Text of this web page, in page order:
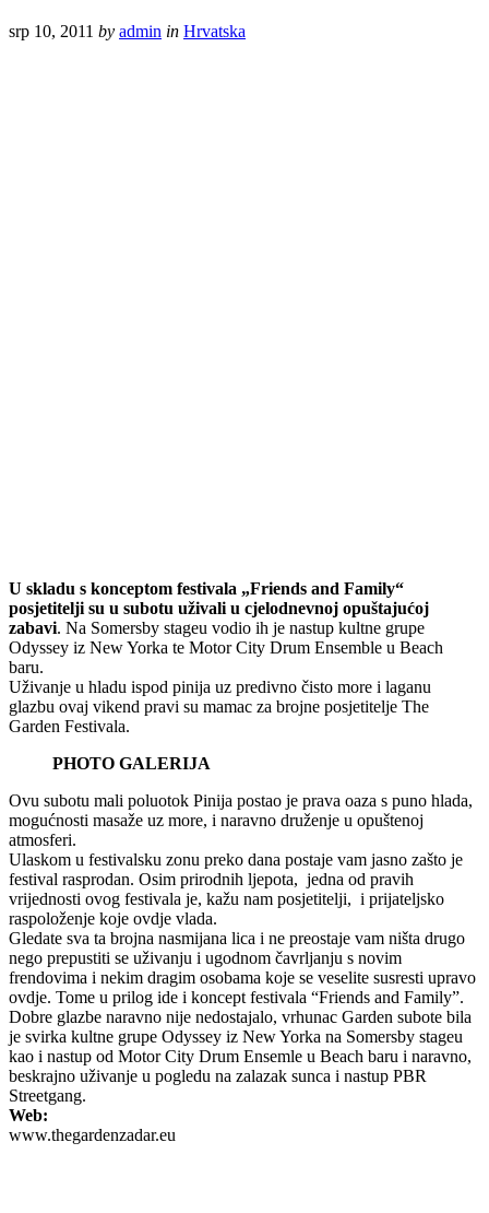
srp 10, 2011 by admin in Hrvatska
U skladu s konceptom festivala „Friends and Family“
posjetitelji su u subotu uživali u cjelodnevnoj opuštajućoj
zabavi. Na Somersby stageu vodio ih je nastup kultne grupe
Odyssey iz New Yorka te Motor City Drum Ensemble u Beach
baru.
Uživanje u hladu ispod pinija uz predivno čisto more i laganu
glazbu ovaj vikend pravi su mamac za brojne posjetitelje The
Garden Festivala.
PHOTO GALERIJA
Ovu subotu mali poluotok Pinija postao je prava oaza s puno hlada,
mogućnosti masaže uz more, i naravno druženje u opuštenoj
atmosferi.
Ulaskom u festivalsku zonu preko dana postaje vam jasno zašto je
festival rasprodan. Osim prirodnih ljepota, jedna od pravih
vrijednosti ovog festivala je, kažu nam posjetitelji, i prijateljsko
raspoloženje koje ovdje vlada.
Gledate sva ta brojna nasmijana lica i ne preostaje vam ništa drugo
nego prepustiti se uživanju i ugodnom čavrljanju s novim
frendovima i nekim dragim osobama koje se veselite susresti upravo
ovdje. Tome u prilog ide i koncept festivala “Friends and Family”.
Dobre glazbe naravno nije nedostajalo, vrhunac Garden subote bila
je svirka kultne grupe Odyssey iz New Yorka na Somersby stageu
kao i nastup od Motor City Drum Ensemle u Beach baru i naravno,
beskrajno uživanje u pogledu na zalazak sunca i nastup PBR
Streetgang.
Web:
www.thegardenzadar.eu